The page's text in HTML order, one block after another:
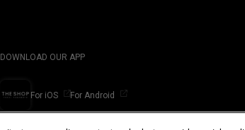
DOWNLOAD OUR APP
For iOS For Android